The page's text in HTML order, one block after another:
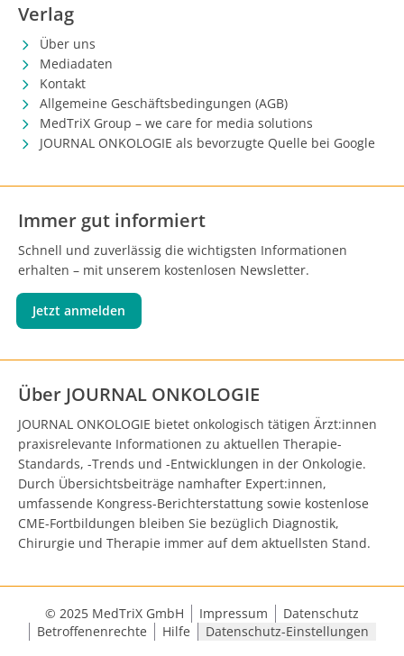
Verlag
Über uns
Mediadaten
Kontakt
Allgemeine Geschäftsbedingungen (AGB)
MedTriX Group – we care for media solutions
JOURNAL ONKOLOGIE als bevorzugte Quelle bei Google
Immer gut informiert
Schnell und zuverlässig die wichtigsten Informationen
erhalten – mit unserem kostenlosen Newsletter.
Jetzt anmelden
Über JOURNAL ONKOLOGIE
JOURNAL ONKOLOGIE bietet onkologisch tätigen Ärzt:innen
praxisrelevante Informationen zu aktuellen Therapie-
Standards, -Trends und -Entwicklungen in der Onkologie.
Durch Übersichtsbeiträge namhafter Expert:innen,
umfassende Kongress-Berichterstattung sowie kostenlose
CME-Fortbildungen bleiben Sie bezüglich Diagnostik,
Chirurgie und Therapie immer auf dem aktuellsten Stand.
© 2025 MedTriX GmbH Impressum
Datenschutz
Betroffenenrechte
Hilfe Datenschutz-Einstellungen